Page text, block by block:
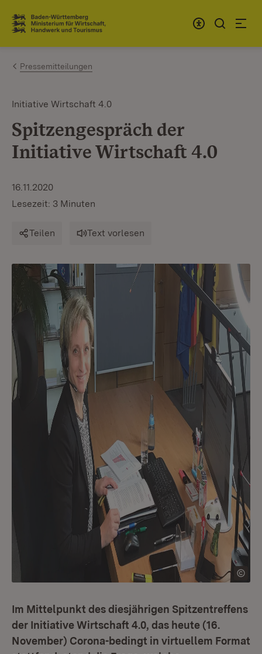
Zum Inhalt springen
Link zur Startseite
Pressemitteilungen
Initiative Wirtschaft 4.0
Spitzengespräch der
Initiative Wirtschaft 4.0
16.11.2020
Lesezeit: 3 Minuten
Teilen Text vorlesen
Im Mittelpunkt des diesjährigen Spitzentreffens
der Initiative Wirtschaft 4.0, das heute (16.
November) Corona-bedingt in virtuellem Format